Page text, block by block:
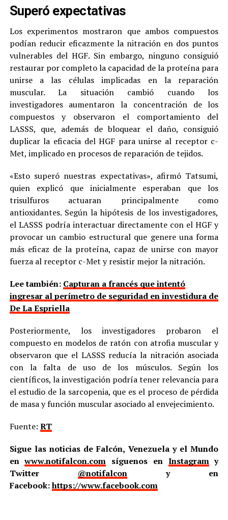
Superó expectativas
Los experimentos mostraron que ambos compuestos
podían reducir eficazmente la nitración en dos puntos
vulnerables del HGF. Sin embargo, ninguno consiguió
restaurar por completo la capacidad de la proteína para
unirse a las células implicadas en la reparación
muscular. La situación cambió cuando los
investigadores aumentaron la concentración de los
compuestos y observaron el comportamiento del
LASSS, que, además de bloquear el daño, consiguió
duplicar la eficacia del HGF para unirse al receptor c-
Met, implicado en procesos de reparación de tejidos.
«Esto superó nuestras expectativas», afirmó Tatsumi,
quien explicó que inicialmente esperaban que los
trisulfuros actuaran principalmente como
antioxidantes. Según la hipótesis de los investigadores,
el LASSS podría interactuar directamente con el HGF y
provocar un cambio estructural que genere una forma
más eficaz de la proteína, capaz de unirse con mayor
fuerza al receptor c-Met y resistir mejor la nitración.
Lee también: Capturan a francés que intentó
ingresar al perímetro de seguridad en investidura de
De La Espriella
Posteriormente, los investigadores probaron el
compuesto en modelos de ratón con atrofia muscular y
observaron que el LASSS reducía la nitración asociada
con la falta de uso de los músculos. Según los
científicos, la investigación podría tener relevancia para
el estudio de la sarcopenia, que es el proceso de pérdida
de masa y función muscular asociado al envejecimiento.
Fuente: RT
Sigue las noticias de Falcón, Venezuela y el Mundo
enwww.notifalcon.com síguenos en Instagramy
Twitter @notifalcony en
Facebook:https://www.facebook.com